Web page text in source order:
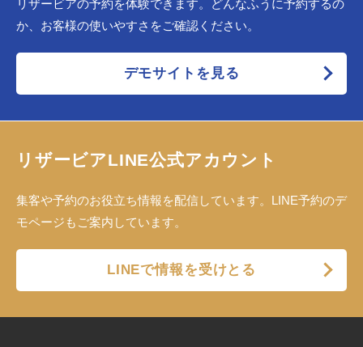
リザービアの予約を体験できます。どんなふうに予約するの
か、お客様の使いやすさをご確認ください。
デモサイトを見る
リザービアLINE公式アカウント
集客や予約のお役立ち情報を配信しています。LINE予約のデ
モページもご案内しています。
LINEで情報を受けとる